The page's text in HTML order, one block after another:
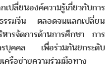
ปลี่ยนองค์ความรู้เกี่ยวกับการ
รรมจีน ตลอดจนแลกเปลี่ยน
ารจัดการด้านการศึกษา การ
บุคคล เพื่อร่วมกันยกระดับ
ครือข่ายความร่วมมือทาง